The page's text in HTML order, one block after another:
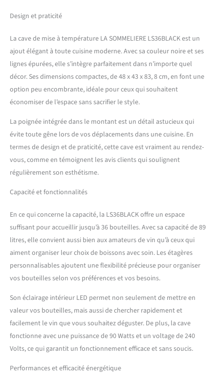
élégant noir avec porte
poignée intégrée pour une
intégration discrète dans
tous les intérieurs. Clayettes
en bois de hêtre incluses (3
fixes + 1 demi-clayette) pour
un rangement esthétique et
optimisé. Silencieuse avec
pour les espaces de vie.
Système anti-vibration
intégré pour préserver la
température. Répartition
homogène du froid pour
garantir une température
constante dans toute la
cave. Verrouillage sécurité
enfant intégré au panneau
de commande pour plus de
tranquillité. Facile à
réglables à l’avant et ses
roulettes à l’arrière.
Design et praticité
La cave de mise à température LA SOMMELIERE LS36BLACK est un
ajout élégant à toute cuisine moderne. Avec sa couleur noire et ses
lignes épurées, elle s’intègre parfaitement dans n’importe quel
décor. Ses dimensions compactes, de 48 x 43 x 83, 8 cm, en font une
option peu encombrante, idéale pour ceux qui souhaitent
économiser de l’espace sans sacrifier le style.
La poignée intégrée dans le montant est un détail astucieux qui
évite toute gêne lors de vos déplacements dans une cuisine. En
termes de design et de praticité, cette cave est vraiment au rendez-
vous, comme en témoignent les avis clients qui soulignent
régulièrement son esthétisme.
Capacité et fonctionnalités
En ce qui concerne la capacité, la LS36BLACK offre un espace
suffisant pour accueillir jusqu’à 36 bouteilles. Avec sa capacité de 89
litres, elle convient aussi bien aux amateurs de vin qu’à ceux qui
aiment organiser leur choix de boissons avec soin. Les étagères
personnalisables ajoutent une flexibilité précieuse pour organiser
vos bouteilles selon vos préférences et vos besoins.
Son éclairage intérieur LED permet non seulement de mettre en
valeur vos bouteilles, mais aussi de chercher rapidement et
facilement le vin que vous souhaitez déguster. De plus, la cave
fonctionne avec une puissance de 90 Watts et un voltage de 240
Volts, ce qui garantit un fonctionnement efficace et sans soucis.
Performances et efficacité énergétique